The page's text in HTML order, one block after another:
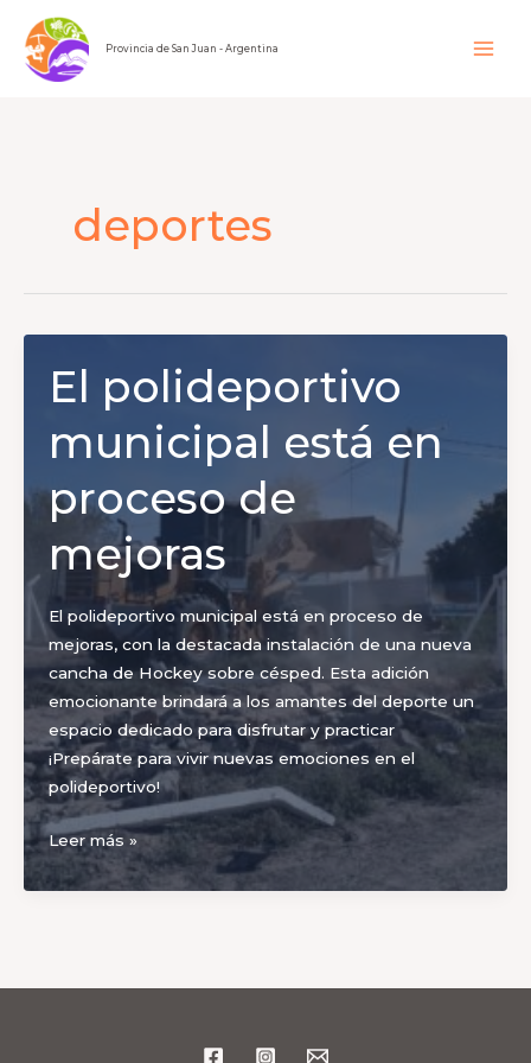
contenido
Provincia de San Juan - Argentina
deportes
El polideportivo
municipal está en
proceso de
mejoras
El polideportivo municipal está en proceso de
mejoras, con la destacada instalación de una nueva
cancha de Hockey sobre césped. Esta adición
emocionante brindará a los amantes del deporte un
espacio dedicado para disfrutar y practicar
¡Prepárate para vivir nuevas emociones en el
polideportivo!
El
polideportivo
municipal
Leer más »